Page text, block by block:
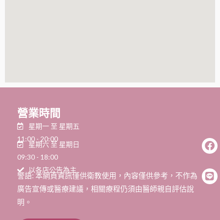
營業時間
星期一 至 星期五
11:00 - 20:00
星期六 至 星期日
09:30 - 18:00
以各店公告為主
警語: 本網頁資訊僅供衛教使用，內容僅供參考，不作為
廣告宣傳或醫療建議，相關療程仍須由醫師親自評估說
明。